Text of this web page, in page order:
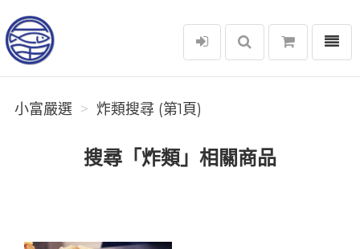
小富嚴選
選單
小富嚴選 炸類搜尋 (第1頁)
搜尋「炸類」相關商品